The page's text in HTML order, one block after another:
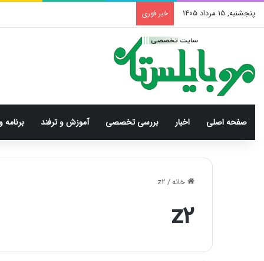
پنجشنبه, 15 مرداد 1405 خبر فوری
صفحه اصلی اخبار بررسی‌ تخصصی آموزش و ترفند برنامه
خانه/
z2
z2